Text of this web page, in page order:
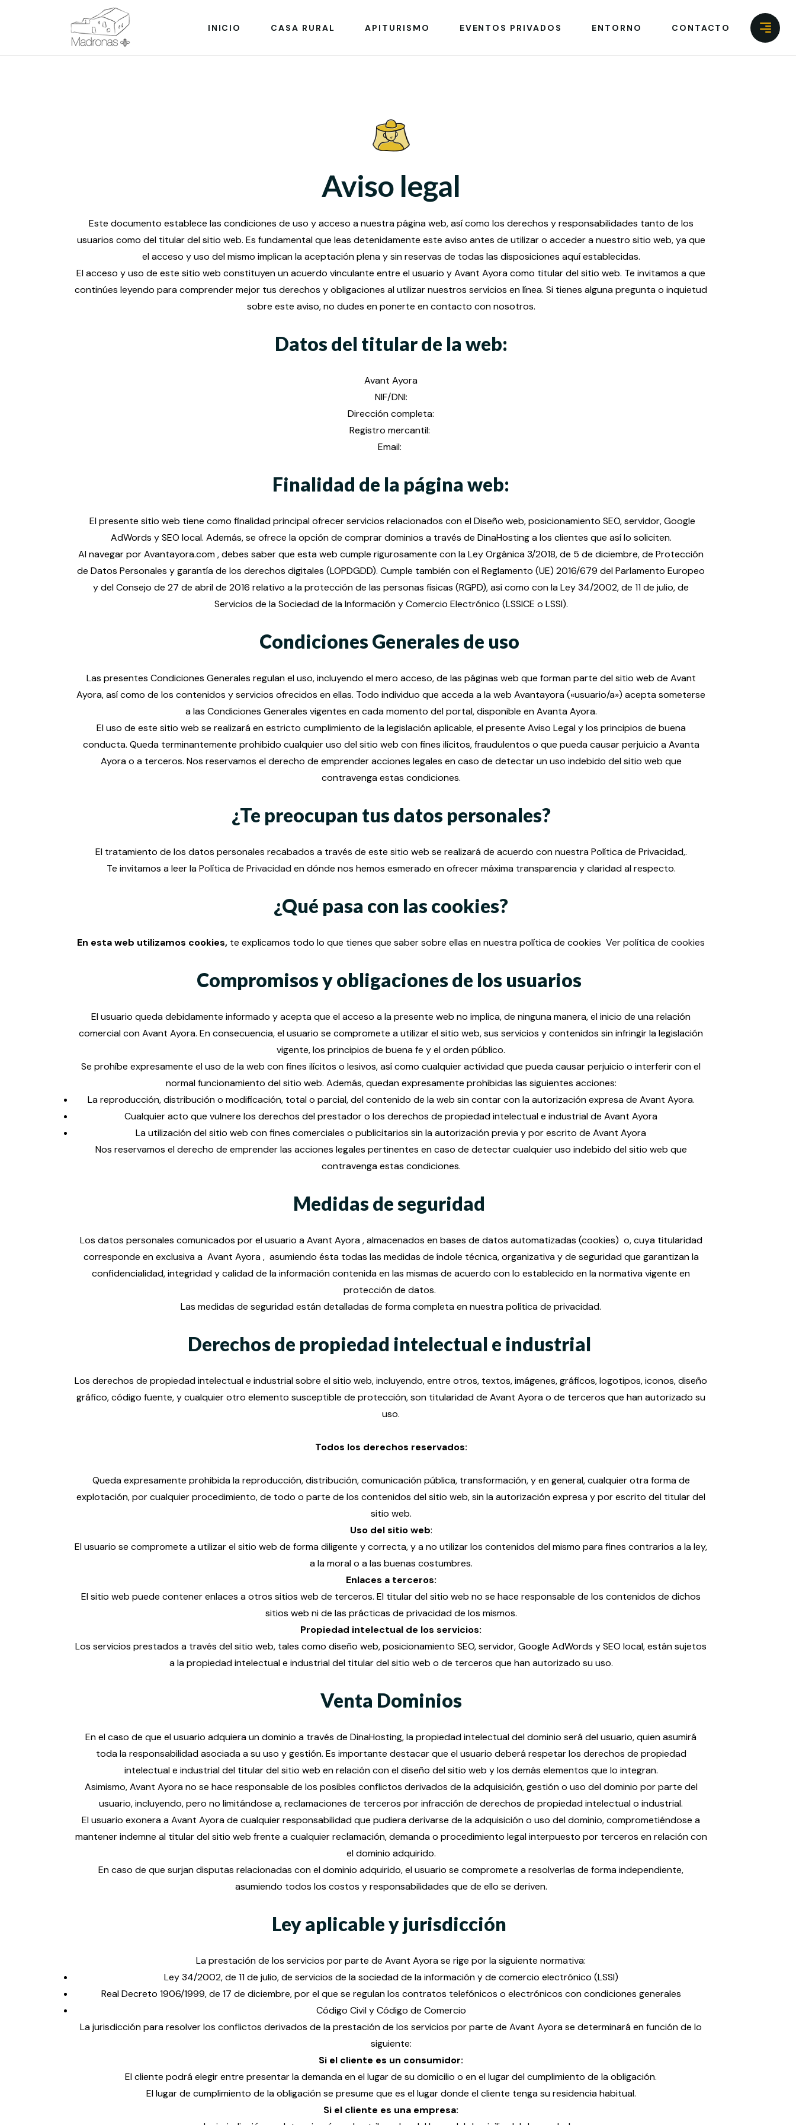
INICIO CASA RURAL APITURISMO EVENTOS PRIVADOS ENTORNO CONTACTO
Aviso legal
Este documento establece las condiciones de uso y acceso a nuestra página web, así como los derechos y responsabilidades tanto de los
usuarios como del titular del sitio web. Es fundamental que leas detenidamente este aviso antes de utilizar o acceder a nuestro sitio web, ya que
el acceso y uso del mismo implican la aceptación plena y sin reservas de todas las disposiciones aquí establecidas.
El acceso y uso de este sitio web constituyen un acuerdo vinculante entre el usuario y Avant Ayora como titular del sitio web. Te invitamos a que
continúes leyendo para comprender mejor tus derechos y obligaciones al utilizar nuestros servicios en línea. Si tienes alguna pregunta o inquietud
sobre este aviso, no dudes en ponerte en contacto con nosotros.
Datos del titular de la web:
Avant Ayora
NIF/DNI:
Dirección completa:
Registro mercantil:
Email:
Finalidad de la página web:
El presente sitio web tiene como finalidad principal ofrecer servicios relacionados con el Diseño web, posicionamiento SEO, servidor, Google
AdWords y SEO local. Además, se ofrece la opción de comprar dominios a través de DinaHosting a los clientes que así lo soliciten.
Al navegar por Avantayora.com , debes saber que esta web cumple rigurosamente con la Ley Orgánica 3/2018, de 5 de diciembre, de Protección
de Datos Personales y garantía de los derechos digitales (LOPDGDD). Cumple también con el Reglamento (UE) 2016/679 del Parlamento Europeo
y del Consejo de 27 de abril de 2016 relativo a la protección de las personas físicas (RGPD), así como con la Ley 34/2002, de 11 de julio, de
Servicios de la Sociedad de la Información y Comercio Electrónico (LSSICE o LSSI).
Condiciones Generales de uso
Las presentes Condiciones Generales regulan el uso, incluyendo el mero acceso, de las páginas web que forman parte del sitio web de Avant
Ayora, así como de los contenidos y servicios ofrecidos en ellas. Todo individuo que acceda a la web Avantayora («usuario/a») acepta someterse
a las Condiciones Generales vigentes en cada momento del portal, disponible en Avanta Ayora.
El uso de este sitio web se realizará en estricto cumplimiento de la legislación aplicable, el presente Aviso Legal y los principios de buena
conducta. Queda terminantemente prohibido cualquier uso del sitio web con fines ilícitos, fraudulentos o que pueda causar perjuicio a Avanta
Ayora o a terceros. Nos reservamos el derecho de emprender acciones legales en caso de detectar un uso indebido del sitio web que
contravenga estas condiciones.
¿Te preocupan tus datos personales?
El tratamiento de los datos personales recabados a través de este sitio web se realizará de acuerdo con nuestra Política de Privacidad,.
Te invitamos a leer laPolítica de Privacidad en dónde nos hemos esmerado en ofrecer máxima transparencia y claridad al respecto.
¿Qué pasa con las cookies?
En esta web utilizamos cookies, te explicamos todo lo que tienes que saber sobre ellas en nuestra política de cookies Ver política de cookies
Compromisos y obligaciones de los usuarios
El usuario queda debidamente informado y acepta que el acceso a la presente web no implica, de ninguna manera, el inicio de una relación
comercial con Avant Ayora. En consecuencia, el usuario se compromete a utilizar el sitio web, sus servicios y contenidos sin infringir la legislación
vigente, los principios de buena fe y el orden público.
Se prohíbe expresamente el uso de la web con fines ilícitos o lesivos, así como cualquier actividad que pueda causar perjuicio o interferir con el
normal funcionamiento del sitio web. Además, quedan expresamente prohibidas las siguientes acciones:
La reproducción, distribución o modificación, total o parcial, del contenido de la web sin contar con la autorización expresa de Avant Ayora.
Cualquier acto que vulnere los derechos del prestador o los derechos de propiedad intelectual e industrial de Avant Ayora
La utilización del sitio web con fines comerciales o publicitarios sin la autorización previa y por escrito de Avant Ayora
Nos reservamos el derecho de emprender las acciones legales pertinentes en caso de detectar cualquier uso indebido del sitio web que
contravenga estas condiciones.
Medidas de seguridad
Los datos personales comunicados por el usuario a Avant Ayora , almacenados en bases de datos automatizadas (cookies) o, cuya titularidad
corresponde en exclusiva a Avant Ayora , asumiendo ésta todas las medidas de índole técnica, organizativa y de seguridad que garantizan la
confidencialidad, integridad y calidad de la información contenida en las mismas de acuerdo con lo establecido en la normativa vigente en
protección de datos.
Las medidas de seguridad están detalladas de forma completa en nuestra política de privacidad.
Derechos de propiedad intelectual e industrial
Los derechos de propiedad intelectual e industrial sobre el sitio web, incluyendo, entre otros, textos, imágenes, gráficos, logotipos, iconos, diseño
gráfico, código fuente, y cualquier otro elemento susceptible de protección, son titularidad de Avant Ayora o de terceros que han autorizado su
uso.
Todos los derechos reservados:
Queda expresamente prohibida la reproducción, distribución, comunicación pública, transformación, y en general, cualquier otra forma de
explotación, por cualquier procedimiento, de todo o parte de los contenidos del sitio web, sin la autorización expresa y por escrito del titular del
sitio web.
Uso del sitio web:
El usuario se compromete a utilizar el sitio web de forma diligente y correcta, y a no utilizar los contenidos del mismo para fines contrarios a la ley,
a la moral o a las buenas costumbres.
Enlaces a terceros:
El sitio web puede contener enlaces a otros sitios web de terceros. El titular del sitio web no se hace responsable de los contenidos de dichos
sitios web ni de las prácticas de privacidad de los mismos.
Propiedad intelectual de los servicios:
Los servicios prestados a través del sitio web, tales como diseño web, posicionamiento SEO, servidor, Google AdWords y SEO local, están sujetos
a la propiedad intelectual e industrial del titular del sitio web o de terceros que han autorizado su uso.
Venta Dominios
En el caso de que el usuario adquiera un dominio a través de DinaHosting, la propiedad intelectual del dominio será del usuario, quien asumirá
toda la responsabilidad asociada a su uso y gestión. Es importante destacar que el usuario deberá respetar los derechos de propiedad
intelectual e industrial del titular del sitio web en relación con el diseño del sitio web y los demás elementos que lo integran.
Asimismo, Avant Ayora no se hace responsable de los posibles conflictos derivados de la adquisición, gestión o uso del dominio por parte del
usuario, incluyendo, pero no limitándose a, reclamaciones de terceros por infracción de derechos de propiedad intelectual o industrial.
El usuario exonera a Avant Ayora de cualquier responsabilidad que pudiera derivarse de la adquisición o uso del dominio, comprometiéndose a
mantener indemne al titular del sitio web frente a cualquier reclamación, demanda o procedimiento legal interpuesto por terceros en relación con
el dominio adquirido.
En caso de que surjan disputas relacionadas con el dominio adquirido, el usuario se compromete a resolverlas de forma independiente,
asumiendo todos los costos y responsabilidades que de ello se deriven.
Ley aplicable y jurisdicción
La prestación de los servicios por parte de Avant Ayora se rige por la siguiente normativa:
Ley 34/2002, de 11 de julio, de servicios de la sociedad de la información y de comercio electrónico (LSSI)
Real Decreto 1906/1999, de 17 de diciembre, por el que se regulan los contratos telefónicos o electrónicos con condiciones generales
Código Civil y Código de Comercio
La jurisdicción para resolver los conflictos derivados de la prestación de los servicios por parte de Avant Ayora se determinará en función de lo
siguiente:
Si el cliente es un consumidor:
El cliente podrá elegir entre presentar la demanda en el lugar de su domicilio o en el lugar del cumplimiento de la obligación.
El lugar de cumplimiento de la obligación se presume que es el lugar donde el cliente tenga su residencia habitual.
Si el cliente es una empresa: